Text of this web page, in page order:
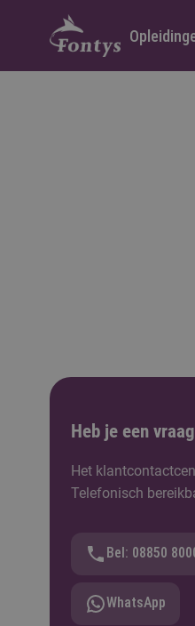
Hoofdmenu
Heb je een
Het
Telefonisch
Bel: 08850
WhatsApp